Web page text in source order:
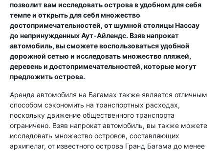
позволит вам исследовать острова в удобном для себя
темпе и открыть для себя множество
достопримечательностей, от шумной столицы Нассау
до непринужденных Аут-Айлендс. Взяв напрокат
автомобиль, вы сможете воспользоваться удобной
дорожной сетью и исследовать множество пляжей,
деревень и достопримечательностей, которые могут
предложить острова.
Аренда автомобиля на Багамах также является отличным
способом сэкономить на транспортных расходах,
поскольку движение общественного транспорта
ограничено. Взяв напрокат автомобиль, вы также можете
исследовать множество островов, составляющих
архипелаг, от известного острова Гранд Багама до менее